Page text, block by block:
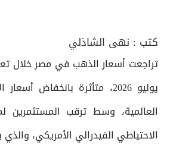
كتب : نهى الشاذلي
يوليو 2026، متأثرة بانخفاض
العالمية، وسط ترقب المستثمرين
الاحتياطي الفيدرالي الأمريكي، والذي